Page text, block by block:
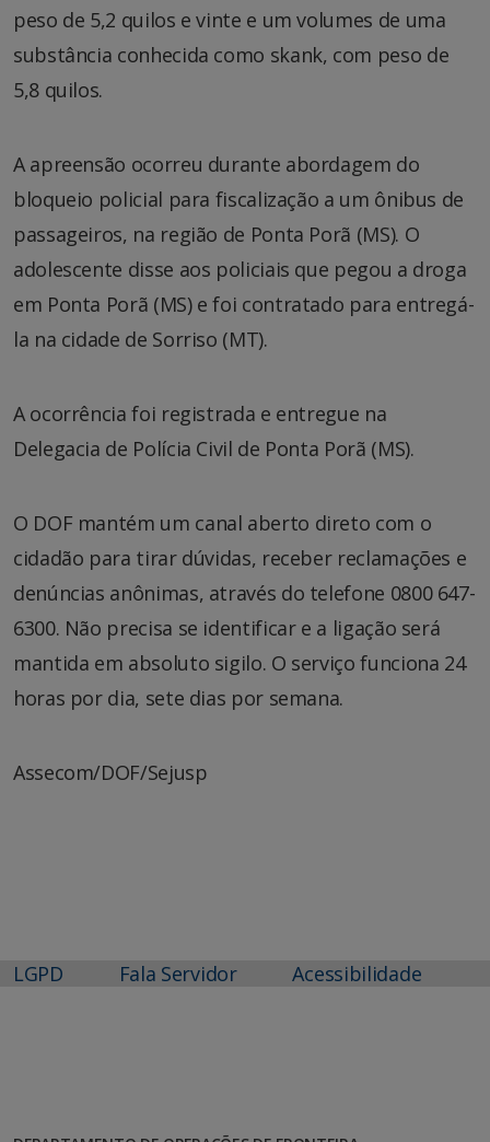
peso de 5,2 quilos e vinte e um volumes de uma
substância conhecida como skank, com peso de
5,8 quilos.
A apreensão ocorreu durante abordagem do
bloqueio policial para fiscalização a um ônibus de
passageiros, na região de Ponta Porã (MS). O
adolescente disse aos policiais que pegou a droga
em Ponta Porã (MS) e foi contratado para entregá-
la na cidade de Sorriso (MT).
A ocorrência foi registrada e entregue na
Delegacia de Polícia Civil de Ponta Porã (MS).
O DOF mantém um canal aberto direto com o
cidadão para tirar dúvidas, receber reclamações e
denúncias anônimas, através do telefone 0800 647-
6300. Não precisa se identificar e a ligação será
mantida em absoluto sigilo. O serviço funciona 24
horas por dia, sete dias por semana.
Assecom/DOF/Sejusp
LGPD Fala Servidor Acessibilidade